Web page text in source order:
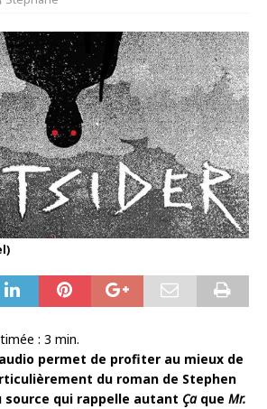
: 3 min.
permet de profiter au mieux de
du roman de Stephen
source qui rappelle autant Çaque Mr.